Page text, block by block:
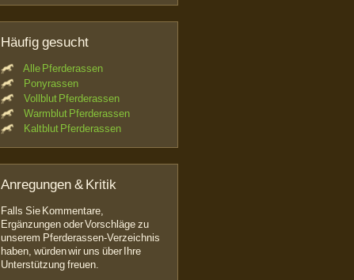
Häufig gesucht
Alle Pferderassen
Ponyrassen
Vollblut Pferderassen
Warmblut Pferderassen
Kaltblut Pferderassen
Anregungen & Kritik
Falls Sie Kommentare,
Ergänzungen oder Vorschläge zu
unserem Pferderassen-Verzeichnis
haben, würden wir uns über Ihre
Unterstützung freuen.